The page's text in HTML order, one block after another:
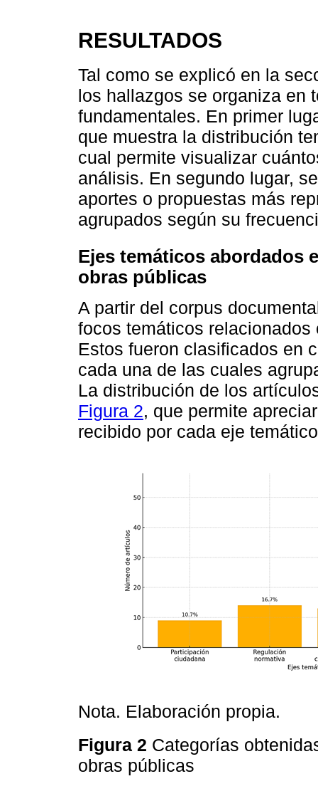
RESULTADOS
Tal como se explicó en la
los hallazgos se organiza en
fundamentales. En primer
que muestra la distribución
cual permite visualizar
análisis. En segundo lugar,
aportes o propuestas más
agrupados según su
Ejes temáticos abordados
obras públicas
A partir del corpus
focos temáticos
Estos fueron clasificados en
cada una de las cuales
La distribución de los
Figura 2, que permite
recibido por cada eje
Nota. Elaboración propia.
Figura 2 Categorías
obras públicas